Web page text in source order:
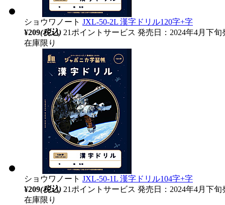
ショウワノート JXL-50-2L 漢字ドリル120字+字
¥209(税込) 21ポイントサービス 発売日：2024年4月下旬
在庫限り
ショウワノート JXL-50-1L 漢字ドリル104字+字
¥209(税込) 21ポイントサービス 発売日：2024年4月下旬
在庫限り